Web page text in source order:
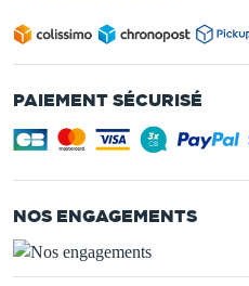
PAIEMENT SÉCURISÉ
NOS ENGAGEMENTS